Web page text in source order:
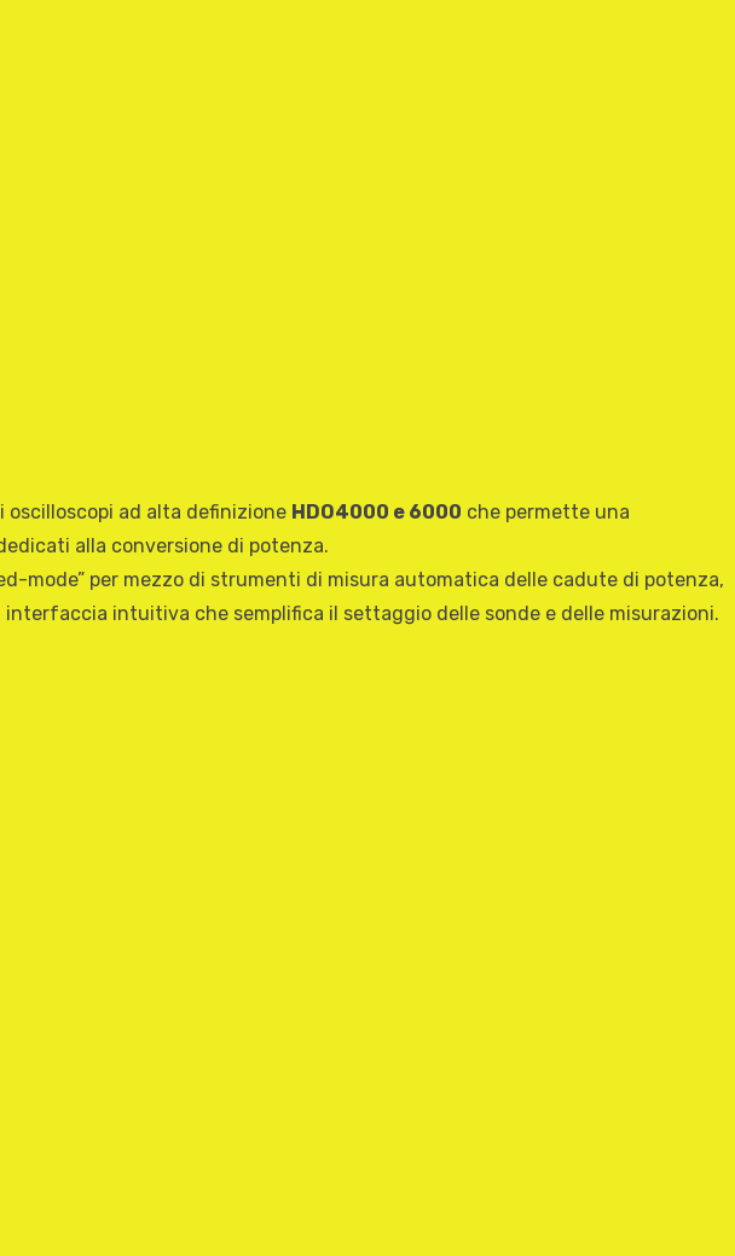
oscilloscopi ad alta definizione HDO4000 e 6000 che permette una
alla conversione di potenza.
mode” per mezzo di strumenti di misura automatica delle cadute di potenza,
intuitiva che semplifica il settaggio delle sonde e delle misurazioni.